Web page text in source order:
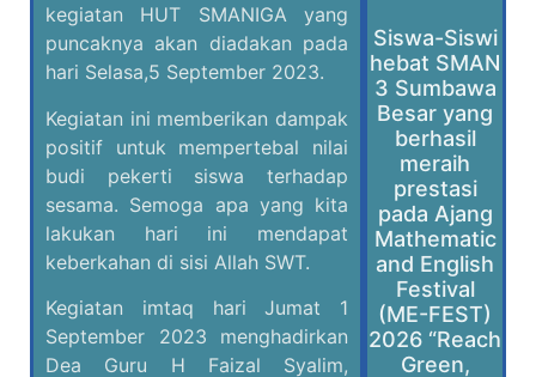
kegiatan HUT SMANIGA yang
puncaknya akan diadakan pada
hari Selasa,5 September 2023.
Kegiatan ini memberikan dampak
positif untuk mempertebal nilai
budi pekerti siswa terhadap
sesama. Semoga apa yang kita
lakukan hari ini mendapat
keberkahan di sisi Allah SWT.
Kegiatan imtaq hari Jumat 1
September 2023 menghadirkan
Dea Guru H Faizal Syalim,
Siswa-Siswi
hebat SMAN
3 Sumbawa
Besar yang
berhasil
meraih
prestasi
pada Ajang
Mathematic
and English
Festival
(ME-FEST)
2026 “Reach
Green,